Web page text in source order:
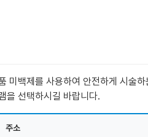
미백제를 사용하여 안전하게 시술
을 선택하시길 바랍니다.
주소